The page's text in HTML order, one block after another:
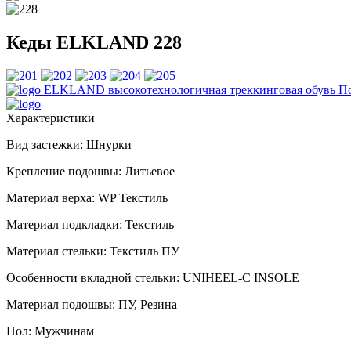
Кеды ELKLAND 228
ELKLAND высокотехнологичная треккинговая обувь
Характеристики
Вид застежки: Шнурки
Крепление подошвы: Литьевое
Материал верха: WP Текстиль
Материал подкладки: Текстиль
Материал стельки: Текстиль ПУ
Особенности вкладной стельки: UNIHEEL-C INSOLE
Материал подошвы: ПУ, Резина
Пол: Мужчинам